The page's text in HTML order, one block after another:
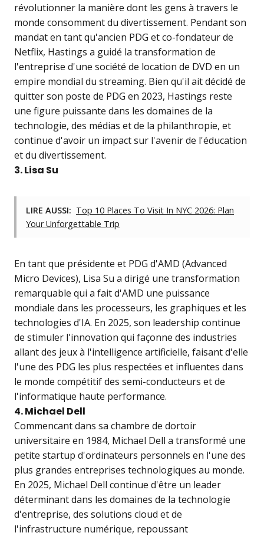
révolutionner la manière dont les gens à travers le
monde consomment du divertissement. Pendant son
mandat en tant qu'ancien PDG et co-fondateur de
Netflix, Hastings a guidé la transformation de
l'entreprise d'une société de location de DVD en un
empire mondial du streaming. Bien qu'il ait décidé de
quitter son poste de PDG en 2023, Hastings reste
une figure puissante dans les domaines de la
technologie, des médias et de la philanthropie, et
continue d'avoir un impact sur l'avenir de l'éducation
et du divertissement.
3. Lisa Su
LIRE AUSSI: Top 10 Places To Visit In NYC 2026: Plan
Your Unforgettable Trip
En tant que présidente et PDG d'AMD (Advanced
Micro Devices), Lisa Su a dirigé une transformation
remarquable qui a fait d'AMD une puissance
mondiale dans les processeurs, les graphiques et les
technologies d'IA. En 2025, son leadership continue
de stimuler l'innovation qui façonne des industries
allant des jeux à l'intelligence artificielle, faisant d'elle
l'une des PDG les plus respectées et influentes dans
le monde compétitif des semi-conducteurs et de
l'informatique haute performance.
4. Michael Dell
Commencant dans sa chambre de dortoir
universitaire en 1984, Michael Dell a transformé une
petite startup d'ordinateurs personnels en l'une des
plus grandes entreprises technologiques au monde.
En 2025, Michael Dell continue d'être un leader
déterminant dans les domaines de la technologie
d'entreprise, des solutions cloud et de
l'infrastructure numérique, repoussant